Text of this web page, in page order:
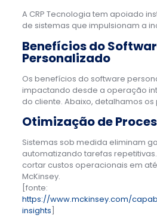
A CRP Tecnologia tem apoiado
de sistemas que impulsionam a
Benefícios do
Personalizado
Os benefícios do software
impactando desde a operação
do cliente. Abaixo, detalhamos os
Otimização de
Sistemas sob medida eliminam
automatizando tarefas
cortar custos operacionais em
McKinsey.
[fonte:
https://www.mckinsey.com/
insights]